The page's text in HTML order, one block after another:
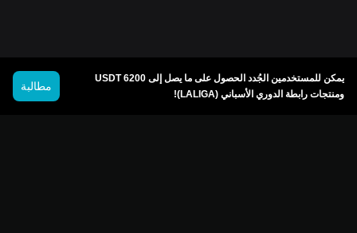
يمكن للمستخدمين الجُدد الحصول على ما يصل إلى 6200 USDT
ومنتجات رابطة الدوري الأسباني (LALIGA)!
مطالبة